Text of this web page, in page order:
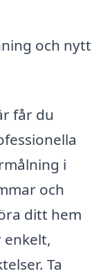
och nytt
får du
i
och
ditt hem
enkelt,
Ta